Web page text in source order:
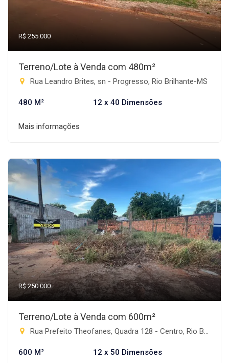
R$ 255.000
Terreno/Lote à Venda com 480m²
Rua Leandro Brites, sn - Progresso, Rio Brilhante-MS
480 M² 12 x 40 Dimensões
Mais informações
R$ 250.000
Terreno/Lote à Venda com 600m²
Rua Prefeito Theofanes, Quadra 128 - Centro, Rio Brilhante-MS
600 M² 12 x 50 Dimensões